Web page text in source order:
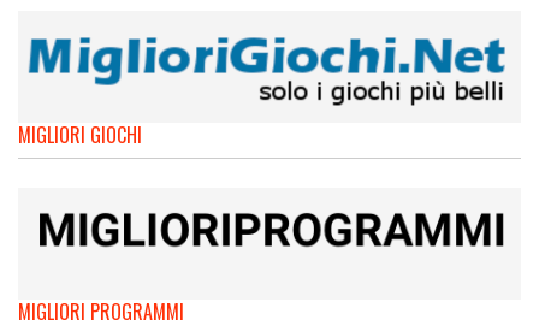
MIGLIORI GIOCHI
MIGLIORI PROGRAMMI